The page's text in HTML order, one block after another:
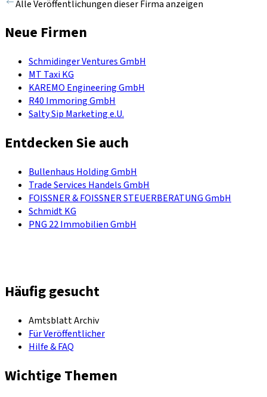
Alle Veröffentlichungen dieser Firma anzeigen
Neue Firmen
Schmidinger Ventures GmbH
MT Taxi KG
KAREMO Engineering GmbH
R40 Immoring GmbH
Salty Sip Marketing e.U.
Entdecken Sie auch
Bullenhaus Holding GmbH
Trade Services Handels GmbH
FOISSNER & FOISSNER STEUERBERATUNG GmbH
Schmidt KG
PNG 22 Immobilien GmbH
Häufig gesucht
Amtsblatt Archiv
Für Veröffentlicher
Hilfe & FAQ
Wichtige Themen